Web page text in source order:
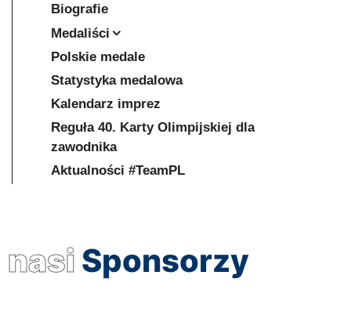
Biografie
Medaliści
Polskie medale
Statystyka medalowa
Kalendarz imprez
Reguła 40. Karty Olimpijskiej dla
zawodnika
Aktualności #TeamPL
nasi Sponsorzy